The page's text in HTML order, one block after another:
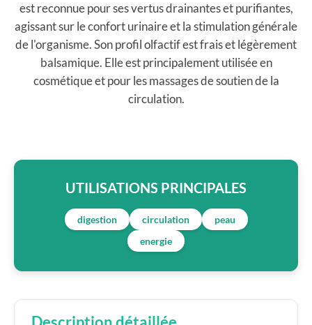
est reconnue pour ses vertus drainantes et purifiantes,
agissant sur le confort urinaire et la stimulation générale
de l'organisme. Son profil olfactif est frais et légèrement
balsamique. Elle est principalement utilisée en
cosmétique et pour les massages de soutien de la
circulation.
UTILISATIONS PRINCIPALES
digestion circulation
peau
energie